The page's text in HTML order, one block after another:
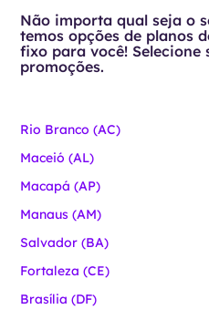
Não importa qual seja o
temos opções de planos
fixo para você! Selecione
promoções.
Rio Branco (AC)
Maceió (AL)
Macapá (AP)
Manaus (AM)
Salvador (BA)
Fortaleza (CE)
Brasília (DF)